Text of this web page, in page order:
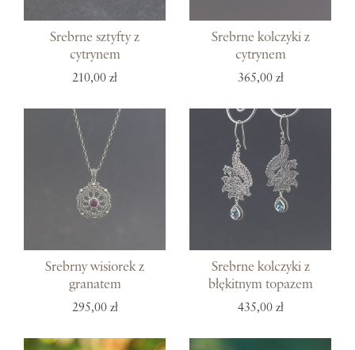
Srebrne sztyfty z
cytrynem
210,00 zł
Srebrne kolczyki z
cytrynem
365,00 zł
Srebrny wisiorek z
granatem
295,00 zł
Srebrne kolczyki z
błękitnym topazem
435,00 zł